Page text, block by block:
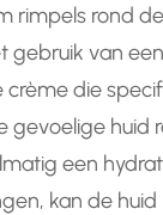
rimpels rond
gebruik van een
die
gevoelige huid
een
kan de huid